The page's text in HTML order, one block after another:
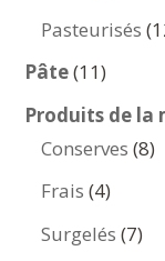
Pasteurisés
Pâte 1111
produits
Produits de la
Conserves 88
Frais 44
Surgelés 77